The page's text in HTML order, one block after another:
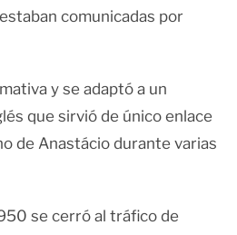
comunicadas por
y se adaptó a un
que sirvió de único enlace
de Anastácio durante varias
se cerró al tráfico de